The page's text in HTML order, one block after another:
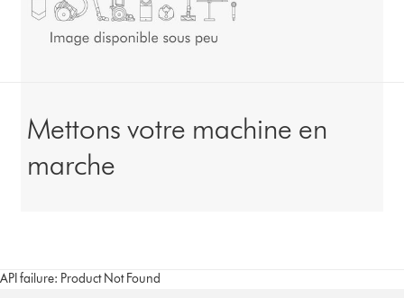
Mettons votre machine en
marche
API failure: Product Not Found